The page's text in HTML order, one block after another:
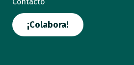
¡Colabora!